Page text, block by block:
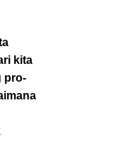
kita
pro-